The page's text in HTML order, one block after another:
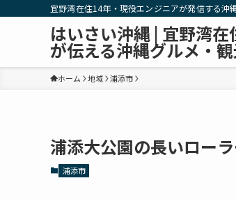
宜野湾在住14年・現役エンジニアが発信する沖
はいさい沖縄 | 宜野湾
が伝える沖縄グルメ・
ホーム 地域 浦添市
浦添大公園の長いロー
浦添市